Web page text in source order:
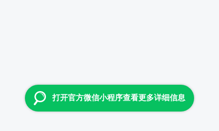
打开官方微信小程序查看更多详细信息